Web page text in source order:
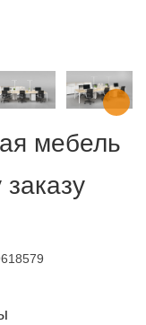
мебель